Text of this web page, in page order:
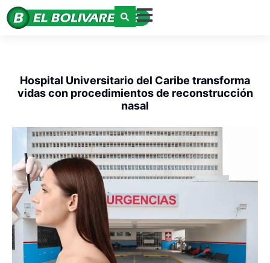
Hospital Universitario del Caribe transforma
vidas con procedimientos de reconstrucción
nasal